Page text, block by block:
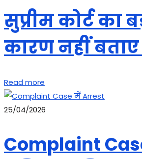
सुप्रीम कोर्ट का
कारण नहीं
Read more
25/04/2026
Complaint